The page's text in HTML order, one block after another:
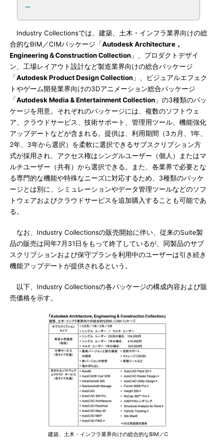
ー
Industry Collectionsでは、建築、土木・インフラ業界向けの総
合的なBIM／CIMパッケージ「Autodesk Architecture，
Engineering＆Construction Collection 」、プロダクトデザイ
ン、工場レイアウト設計など製造業界向けの総合パッケージ
「Autodesk Product Design Collection 」、ビジュアルエフェク
トやゲーム開発業界向けの3Dアニメーション総合パッケージ
「Autodesk Media & Entertainment Collection 」の3種類のパッ
ケージを用意。それぞれのパッケージには、複数のソフトウェ
ア、クラウドサービス、技術サポート、管理用ツール、機能強化
アップデートなどが含まれる。提供は、利用期間（3カ月、1年、
2年、3年から選択）を柔軟に選択できるサブスクリプション方
式が採用され、アクセス権はシングルユーザー（個人）またはマ
ルチユーザー（共有）から選択できる。また、各業界で必要とな
る専門的な機能や特殊なニーズに対応するため、3種類のパッケ
ージとは別に、シミュレーションやデータ管理ツールなどのソフ
トウェアおよびクラウドサービスを追加購入することも可能であ
る。
なお、Industry Collectionsの販売開始に伴い、従来のSuite製
品の販売は同年7月31日をもって終了しているが、同製品のサブ
スクリプションおよび保守プランを利用中のユーザーは引き続き
機能アップデートが提供されるという。
以下、Industry Collectionsの各パッケージの構成内容および販
売価格を示す。
建築、土木・インフラ業界向けの総合的なBIM／C